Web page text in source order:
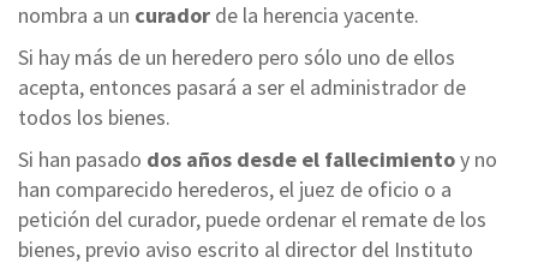
nombra a un curador de la herencia yacente.
Si hay más de un heredero pero sólo uno de ellos
acepta, entonces pasará a ser el administrador de
todos los bienes.
Si han pasado dos años desde el fallecimientoy no
han comparecido herederos, el juez de oficio o a
petición del curador, puede ordenar el remate de los
bienes, previo aviso escrito al director del Instituto